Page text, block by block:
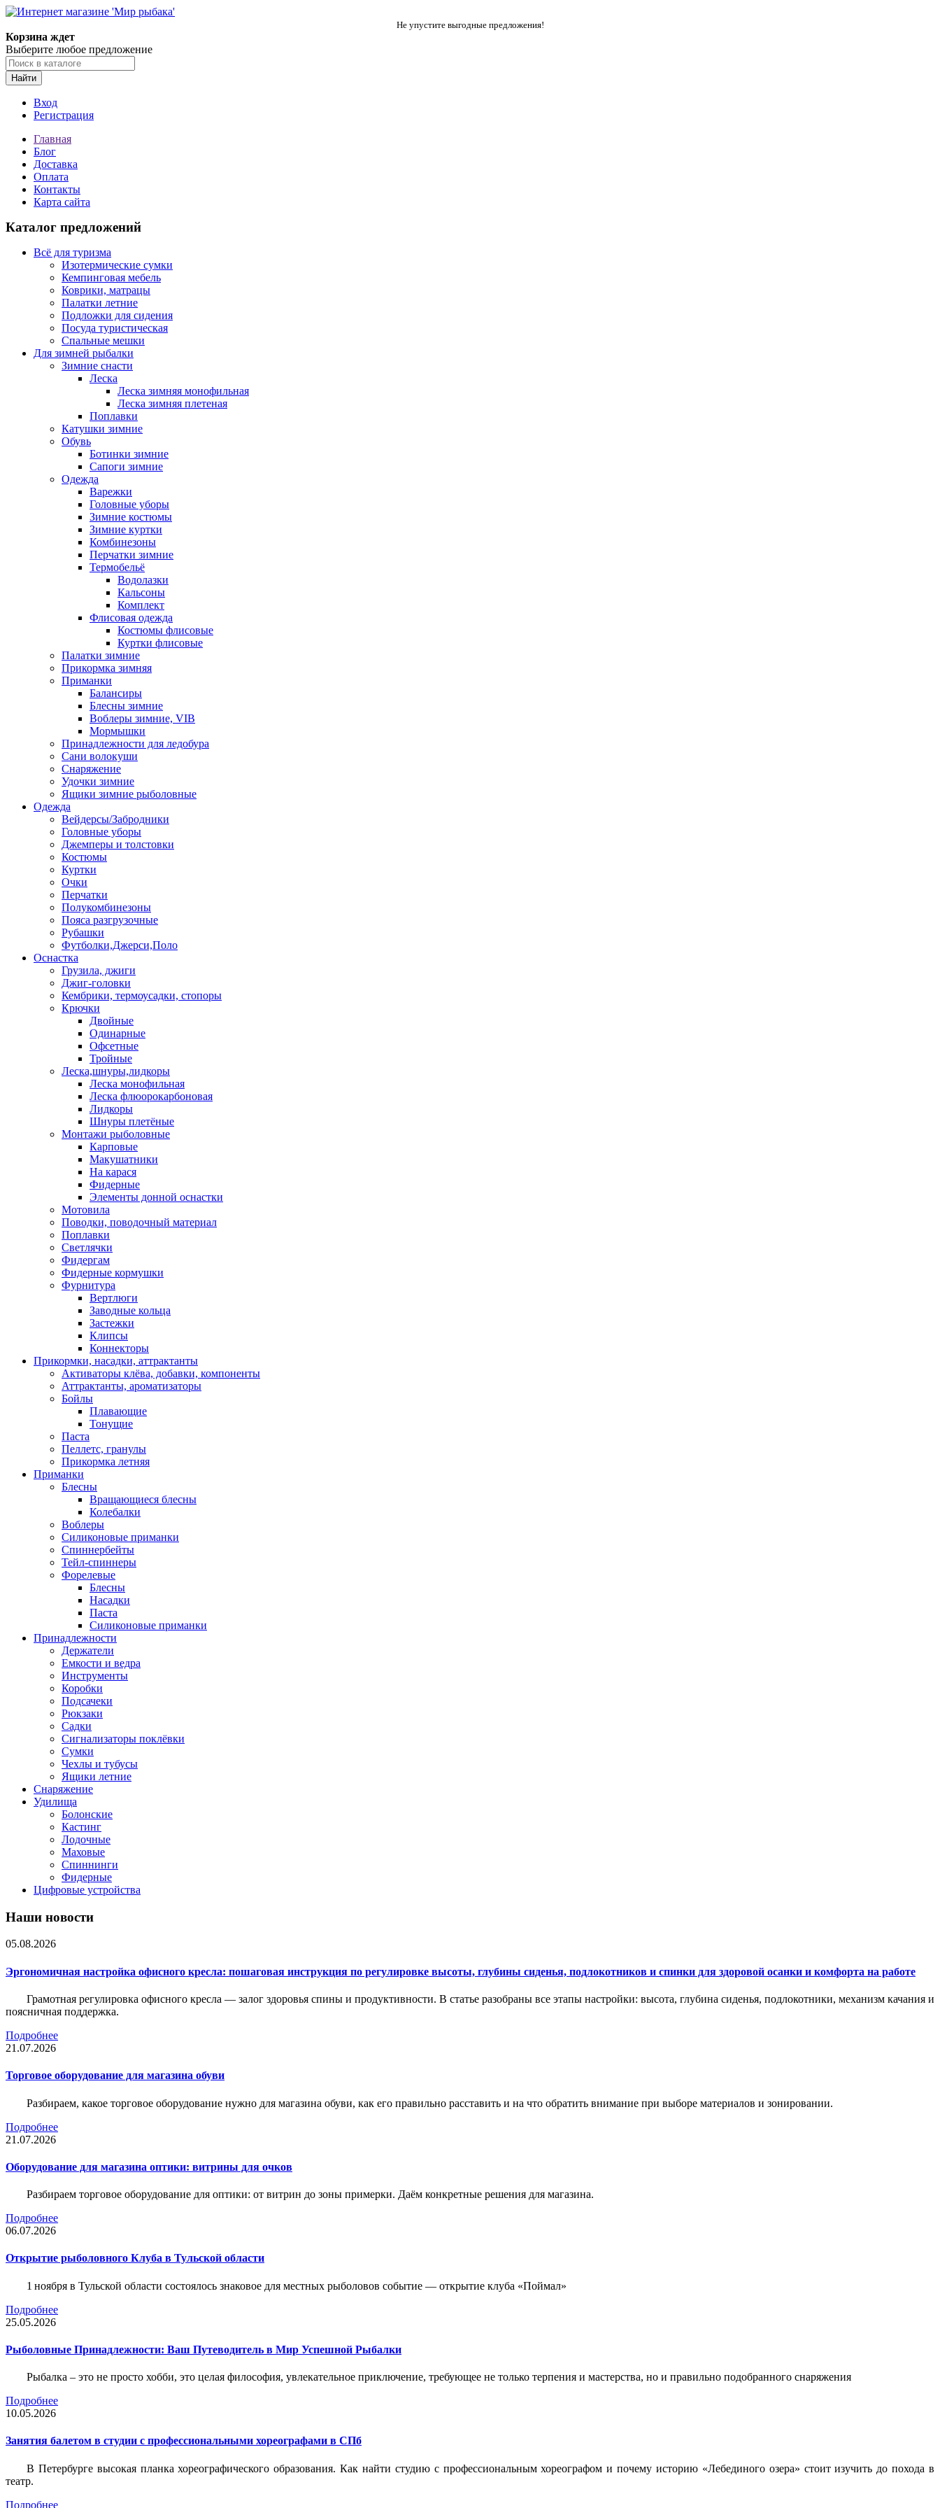
Не упустите выгодные предложения!
Корзина ждет
Выберите любое предложение
Найти
Вход
Регистрация
Главная
Блог
Доставка
Оплата
Контакты
Карта сайта
Каталог предложений
Всё для туризма
Изотермические сумки
Кемпинговая мебель
Коврики, матрацы
Палатки летние
Подложки для сидения
Посуда туристическая
Спальные мешки
Для зимней рыбалки
Зимние снасти
Леска
Леска зимняя монофильная
Леска зимняя плетеная
Поплавки
Катушки зимние
Обувь
Ботинки зимние
Сапоги зимние
Одежда
Варежки
Головные уборы
Зимние костюмы
Зимние куртки
Комбинезоны
Перчатки зимние
Термобельё
Водолазки
Кальсоны
Комплект
Флисовая одежда
Костюмы флисовые
Куртки флисовые
Палатки зимние
Прикормка зимняя
Приманки
Балансиры
Блесны зимние
Воблеры зимние, VIB
Мормышки
Принадлежности для ледобура
Сани волокуши
Снаряжение
Удочки зимние
Ящики зимние рыболовные
Одежда
Вейдерсы/Забродники
Головные уборы
Джемперы и толстовки
Костюмы
Куртки
Очки
Перчатки
Полукомбинезоны
Пояса разгрузочные
Рубашки
Футболки,Джерси,Поло
Оснастка
Грузила, джиги
Джиг-головки
Кембрики, термоусадки, стопоры
Крючки
Двойные
Одинарные
Офсетные
Тройные
Леска,шнуры,лидкоры
Леска монофильная
Леска флюорокарбоновая
Лидкоры
Шнуры плетёные
Монтажи рыболовные
Карповые
Макушатники
На карася
Фидерные
Элементы донной оснастки
Мотовила
Поводки, поводочный материал
Поплавки
Светлячки
Фидергам
Фидерные кормушки
Фурнитура
Вертлюги
Заводные кольца
Застежки
Клипсы
Коннекторы
Прикормки, насадки, аттрактанты
Активаторы клёва, добавки, компоненты
Аттрактанты, ароматизаторы
Бойлы
Плавающие
Тонущие
Паста
Пеллетс, гранулы
Прикормка летняя
Приманки
Блесны
Вращающиеся блесны
Колебалки
Воблеры
Силиконовые приманки
Спиннербейты
Тейл-спиннеры
Форелевые
Блесны
Насадки
Паста
Силиконовые приманки
Принадлежности
Держатели
Емкости и ведра
Инструменты
Коробки
Подсачеки
Рюкзаки
Садки
Сигнализаторы поклёвки
Сумки
Чехлы и тубусы
Ящики летние
Снаряжение
Удилища
Болонские
Кастинг
Лодочные
Маховые
Спиннинги
Фидерные
Цифровые устройства
Наши новости
05.08.2026
Эргономичная настройка офисного кресла: пошаговая инструкция по регулировке высоты, глубины сиденья, подлокотников и спинки для здоровой осанки и комфорта на работе
Грамотная регулировка офисного кресла — залог здоровья спины и продуктивности. В статье разобраны все этапы настройки: высота, глубина сиденья, подлокотники, механизм качания и
поясничная поддержка.
Подробнее
21.07.2026
Торговое оборудование для магазина обуви
Разбираем, какое торговое оборудование нужно для магазина обуви, как его правильно расставить и на что обратить внимание при выборе материалов и зонировании.
Подробнее
21.07.2026
Оборудование для магазина оптики: витрины для очков
Разбираем торговое оборудование для оптики: от витрин до зоны примерки. Даём конкретные решения для магазина.
Подробнее
06.07.2026
Открытие рыболовного Клуба в Тульской области
1 ноября в Тульской области состоялось знаковое для местных рыболовов событие — открытие клуба «Поймал»
Подробнее
25.05.2026
Рыболовные Принадлежности: Ваш Путеводитель в Мир Успешной Рыбалки
Рыбалка – это не просто хобби, это целая философия, увлекательное приключение, требующее не только терпения и мастерства, но и правильно подобранного снаряжения
Подробнее
10.05.2026
Занятия балетом в студии с профессиональными хореографами в СПб
В Петербурге высокая планка хореографического образования. Как найти студию с профессиональным хореографом и почему историю «Лебединого озера» стоит изучить до похода в
театр.
Подробнее